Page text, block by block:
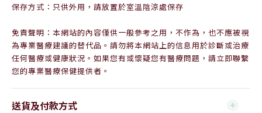
保存方式：只供外用，請放置於室溫陰涼處保存
免責聲明：本網站的內容僅供一般參考之用，不作為，也不應被視
為專業醫療建議的替代品。請勿將本網站上的信息用於診斷或治療
任何醫療或健康狀況。如果您有或懷疑您有醫療問題，請立即聯繫
您的專業醫療保健提供者。
送貨及付款方式